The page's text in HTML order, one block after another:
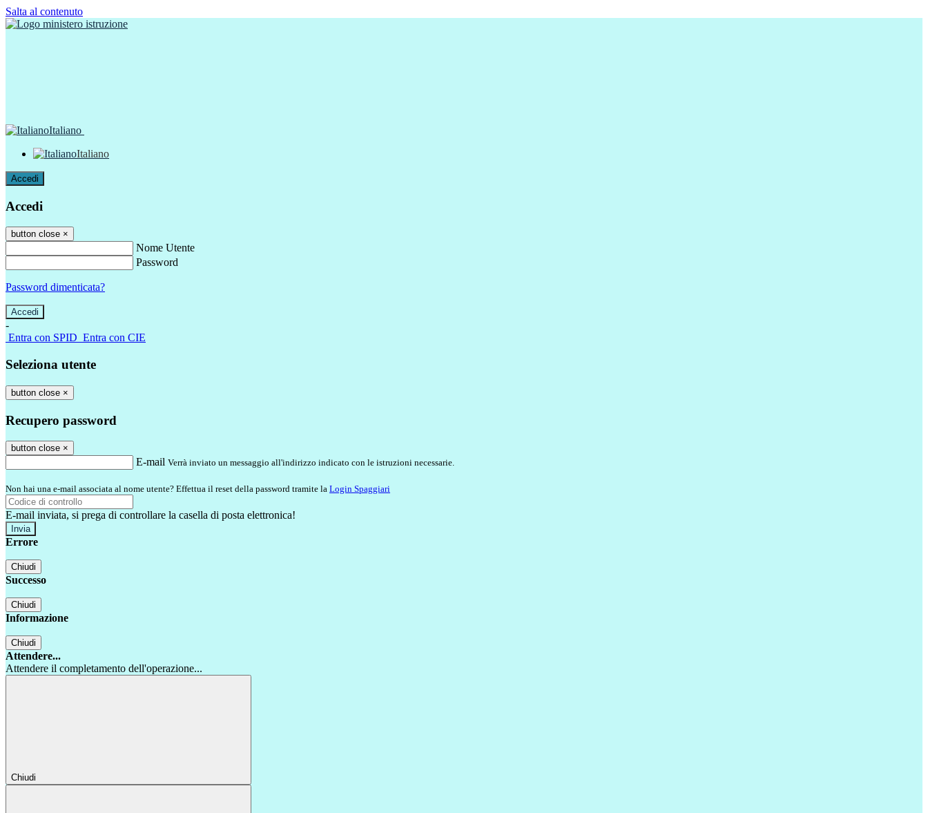
Salta al contenuto
Italiano
Italiano
Accedi
Accedi
button close ×
Nome Utente
Password
Password dimenticata?
-
Entra con SPID Entra con CIE
Seleziona utente
button close ×
Recupero password
button close ×
E-mail Verrà inviato un messaggio all'indirizzo indicato con le istruzioni necessarie.
Non hai una e-mail associata al nome utente? Effettua il reset della password tramite la Login Spaggiari
E-mail inviata, si prega di controllare la casella di posta elettronica!
Errore
Chiudi
Successo
Chiudi
Informazione
Chiudi
Attendere...
Attendere il completamento dell'operazione...
Chiudi